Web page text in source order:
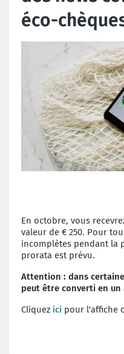
éco-
En octobre, vous
valeur de € 250. Pour
incomplètes pendant la
prorata est prévu.
Attention : dans
peut être converti en un
Cliquez ici pour l'affiche